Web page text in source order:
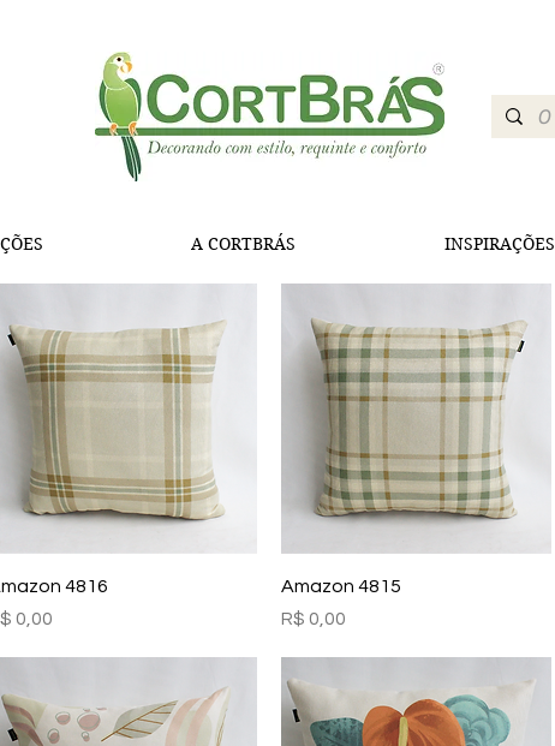
A CORTBRÁS INSPIRAÇÕES
Visualização rápida
4816
0,00
Visualização rápida
Amazon 4815
Preço
R$ 0,00